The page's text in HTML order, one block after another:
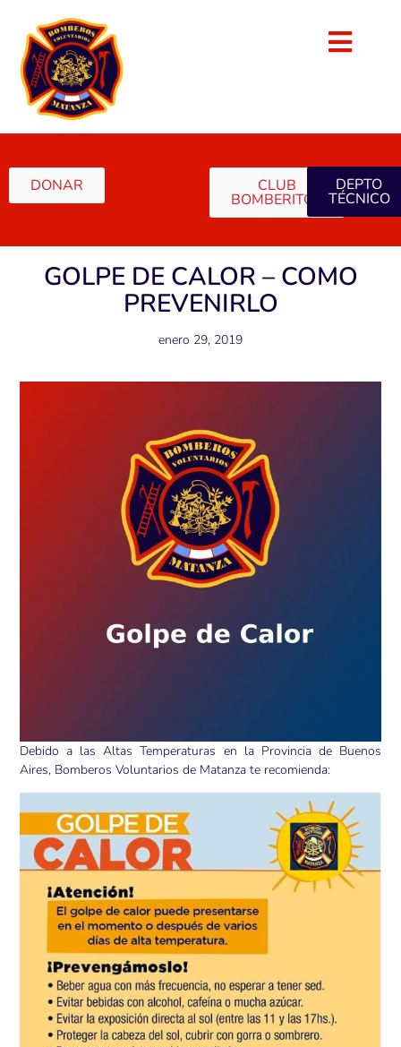
DONAR CLUB
BOMBERITOS
DEPTO
TÉCNICO
GOLPE DE CALOR – COMO
PREVENIRLO
enero 29, 2019
Debido a las Altas Temperaturas en la Provincia de Buenos
Aires, Bomberos Voluntarios de Matanza te recomienda: